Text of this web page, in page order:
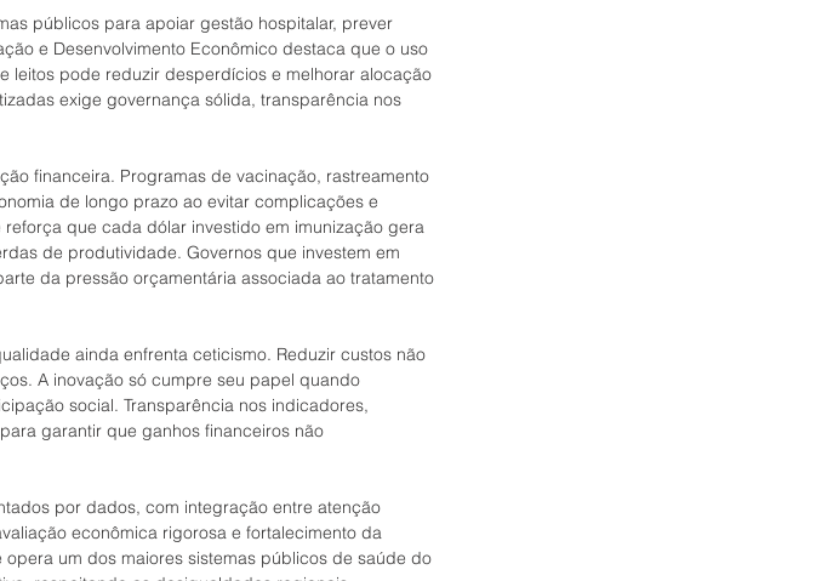
públicos para apoiar gestão hospitalar, prever
e Desenvolvimento Econômico destaca que o uso
leitos pode reduzir desperdícios e melhorar alocação
exige governança sólida, transparência nos
financeira. Programas de vacinação, rastreamento
de longo prazo ao evitar complicações e
que cada dólar investido em imunização gera
de produtividade. Governos que investem em
da pressão orçamentária associada ao tratamento
ainda enfrenta ceticismo. Reduzir custos não
A inovação só cumpre seu papel quando
social. Transparência nos indicadores,
garantir que ganhos financeiros não
por dados, com integração entre atenção
econômica rigorosa e fortalecimento da
um dos maiores sistemas públicos de saúde do